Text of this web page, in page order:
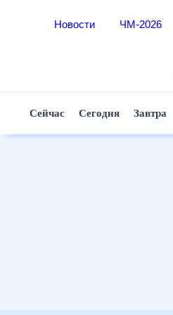
Новости ЧМ-2026
Сейчас Сегодня Завтра